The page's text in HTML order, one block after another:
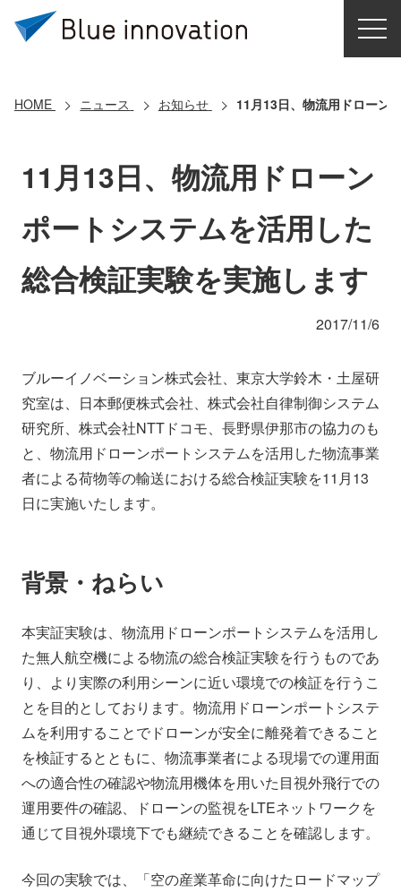
導入事例
コアテクノロジー
クラウドモビリティ研究所
会社情報 ニュース
採用情報 資料ダウンロード
HOME ニュース お知らせ 11月13日、物流用ドローン
11月13日、物流用ドローン
ポートシステムを活用した
総合検証実験を実施します
2017/11/6
ブルーイノベーション株式会社、東京大学鈴木・土屋研
究室は、日本郵便株式会社、株式会社自律制御システム
研究所、株式会社NTTドコモ、長野県伊那市の協力のも
と、物流用ドローンポートシステムを活用した物流事業
者による荷物等の輸送における総合検証実験を11月13
日に実施いたします。
背景・ねらい
本実証実験は、物流用ドローンポートシステムを活用し
た無人航空機による物流の総合検証実験を行うものであ
り、より実際の利用シーンに近い環境での検証を行うこ
とを目的としております。物流用ドローンポートシステ
ムを利用することでドローンが安全に離発着できること
を検証するとともに、物流事業者による現場での運用面
への適合性の確認や物流用機体を用いた目視外飛行での
運用要件の確認、ドローンの監視をLTEネットワークを
通じて目視外環境下でも継続できることを確認します。
今回の実験では、「空の産業革命に向けたロードマップ